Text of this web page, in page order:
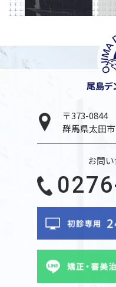
〒373-0844
群馬県太田
お問